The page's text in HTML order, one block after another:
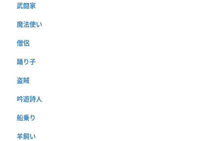
武闘家
魔法使い
僧侶
踊り子
盗賊
吟遊詩人
船乗り
羊飼い